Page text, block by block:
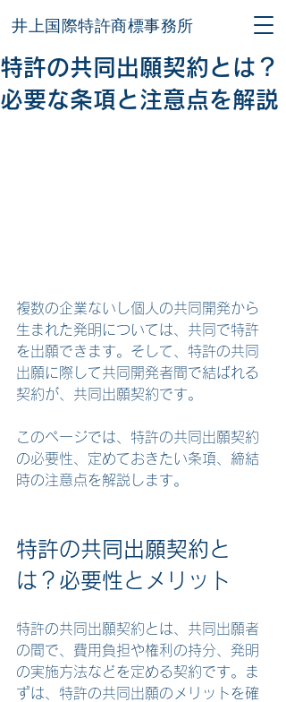
井上国際特許商標事務所
特許の共同出願契約とは？
必要な条項と注意点を解説
複数の企業ないし個人の共同開発から
生まれた発明については、共同で特許
を出願できます。そして、特許の共同
出願に際して共同開発者間で結ばれる
契約が、共同出願契約です。
このページでは、特許の共同出願契約
の必要性、定めておきたい条項、締結
時の注意点を解説します。
特許の共同出願契約と
は？必要性とメリット
特許の共同出願契約とは、共同出願者
の間で、費用負担や権利の持分、発明
の実施方法などを定める契約です。ま
ずは、特許の共同出願のメリットを確